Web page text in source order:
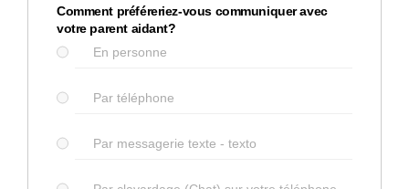
Comment préféreriez-vous communiquer avec
votre parent aidant?
En personne
Par téléphone
Par messagerie texte - texto